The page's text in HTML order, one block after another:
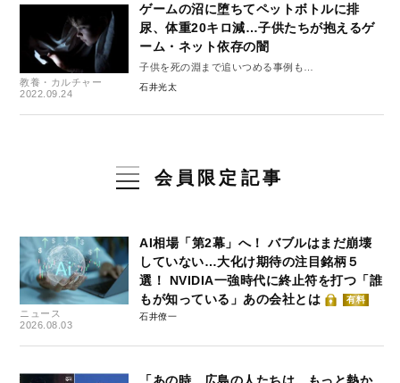
教養・カルチャー
2022.09.24
ゲームの沼に堕ちてペットボトルに排
尿、体重20キロ減…子供たちが抱えるゲ
ーム・ネット依存の闇
子供を死の淵まで追いつめる事例も…
石井光太
会員限定記事
ニュース
2026.08.03
AI相場「第2幕」へ！ バブルはまだ崩壊
していない…大化け期待の注目銘柄５
選！ NVIDIA一強時代に終止符を打つ「誰
もが知っている」あの会社とは
有料
石井僚一
「あの時、広島の人たちは、もっと熱か